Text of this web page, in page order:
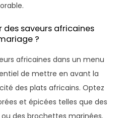
saveurs africaines
?
africaines dans un menu
de mettre en avant la
des plats africains. Optez
et épicées telles que des
des brochettes marinées.